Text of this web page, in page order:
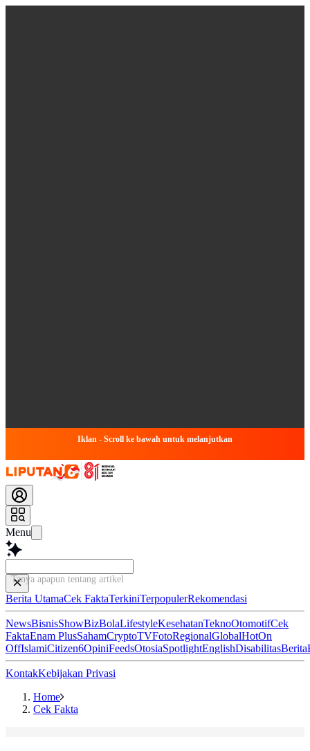
Iklan - Scroll ke bawah untuk melanjutkan
Menu
Tanya apapun tentang artikel ini...
Berita UtamaCek FaktaTerkiniTerpopulerRekomendasi
NewsBisnisShowBizBolaLifestyleKesehatanTeknoOtomotifCek
FaktaEnam PlusSahamCryptoTVFotoRegionalGlobalHotOn
OffIslamiCitizen6OpiniFeedsOtosiaSpotlightEnglishDisabilitasBerita
KontakKebijakan Privasi
Home
Cek Fakta